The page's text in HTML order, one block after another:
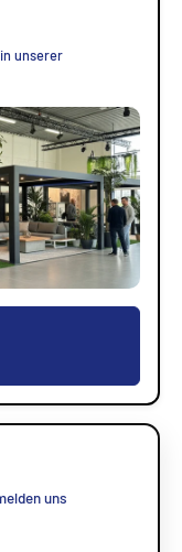
unserer
uns